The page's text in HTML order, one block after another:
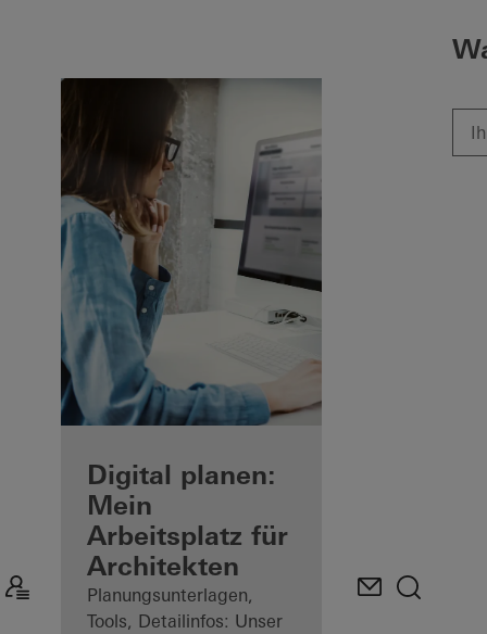
Ihre Vorteile als
angemeldeter
Architekt
Mein
Arbeitsplatz
kennenlernen
Digital planen:
Mein
Arbeitsplatz für
Architekten
Planungsunterlagen,
Tools, Detailinfos: Unser